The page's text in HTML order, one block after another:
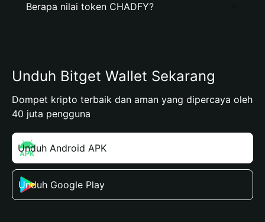
Berapa nilai token CHADFY?
Unduh Bitget Wallet Sekarang
Dompet kripto terbaik dan aman yang dipercaya oleh
40 juta pengguna
Unduh Android APK
Unduh Google Play